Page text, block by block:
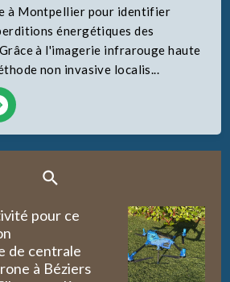
à Montpellier pour identifier
énergétiques des
à l'imagerie infrarouge haute
non invasive localis...
pour ce
de centrale
à Béziers